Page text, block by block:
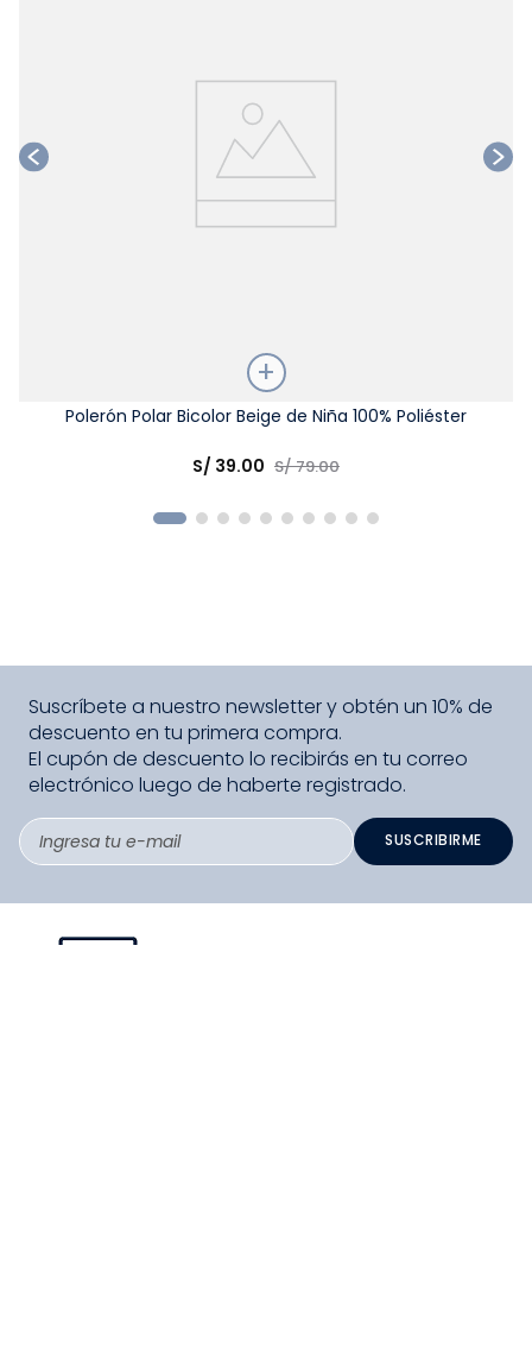
Polerón Polar Bicolor Beige de Niña 100% Poliéster
S/ 39.00 S/79.00
Suscríbete a nuestro newsletter y obtén un 10% de
descuento en tu primera compra.
El cupón de descuento lo recibirás en tu correo
electrónico luego de haberte registrado.
SUSCRIBIRME